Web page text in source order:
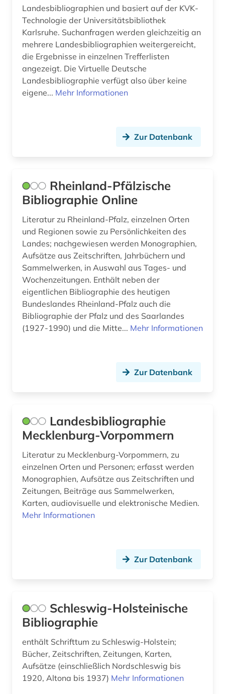
Landesbibliographien und basiert auf der KVK-
Technologie der Universitätsbibliothek
Karlsruhe. Suchanfragen werden gleichzeitig an
mehrere Landesbibliographien weitergereicht,
die Ergebnisse in einzelnen Trefferlisten
angezeigt. Die Virtuelle Deutsche
Landesbibliographie verfügt also über keine
eigene... Mehr Informationen
Zur Datenbank
Rheinland-Pfälzische
Bibliographie Online
Literatur zu Rheinland-Pfalz, einzelnen Orten
und Regionen sowie zu Persönlichkeiten des
Landes; nachgewiesen werden Monographien,
Aufsätze aus Zeitschriften, Jahrbüchern und
Sammelwerken, in Auswahl aus Tages- und
Wochenzeitungen. Enthält neben der
eigentlichen Bibliographie des heutigen
Bundeslandes Rheinland-Pfalz auch die
Bibliographie der Pfalz und des Saarlandes
(1927-1990) und die Mitte... Mehr Informationen
Zur Datenbank
Landesbibliographie
Mecklenburg-Vorpommern
Literatur zu Mecklenburg-Vorpommern, zu
einzelnen Orten und Personen; erfasst werden
Monographien, Aufsätze aus Zeitschriften und
Zeitungen, Beiträge aus Sammelwerken,
Karten, audiovisuelle und elektronische Medien.
Mehr Informationen
Zur Datenbank
Schleswig-Holsteinische
Bibliographie
enthält Schrifttum zu Schleswig-Holstein;
Bücher, Zeitschriften, Zeitungen, Karten,
Aufsätze (einschließlich Nordschleswig bis
1920, Altona bis 1937) Mehr Informationen